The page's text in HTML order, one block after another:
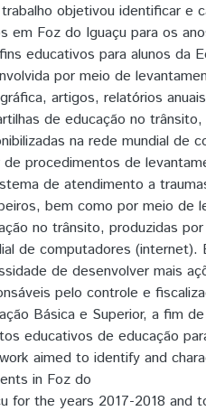
objetivou identificar e
em Foz do Iguaçu para os
educativos para alunos da
por meio de
artigos, relatórios
de educação no
na rede mundial de
de procedimentos de
de atendimento a
bem como por meio de
no trânsito, produzidas
de computadores
de desenvolver mais
pelo controle e
Básica e Superior, a fim
educativos de educação
aimed to identify and
in Foz do
for the years 2017-2018 and